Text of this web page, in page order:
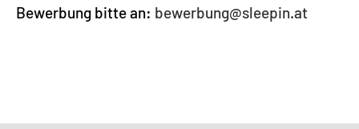
Bewerbung bitte an: bewerbung@sleepin.at